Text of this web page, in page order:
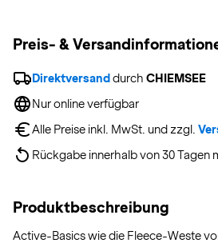
Preis- &
Direktversand durch CHIEMSEE
Nur online verfügbar
Alle Preise inkl. MwSt. und zzgl.
Rückgabe innerhalb von 30 Tagen
Produktbeschreibung
Active-Basics wie die Fleece-Weste